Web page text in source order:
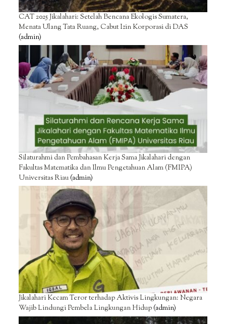
CAT 2025 Jikalahari: Setelah Bencana Ekologis Sumatera,
Menata Ulang Tata Ruang, Cabut Izin Korporasi di DAS
(admin)
Silaturahmi dan Pembahasan Kerja Sama Jikalahari dengan
Fakultas Matematika dan Ilmu Pengetahuan Alam (FMIPA)
Universitas Riau(admin)
Jikalahari Kecam Teror terhadap Aktivis Lingkungan: Negara
Wajib Lindungi Pembela Lingkungan Hidup(admin)